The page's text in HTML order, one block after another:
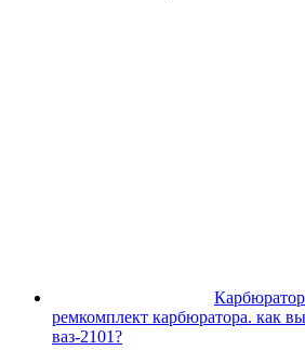
ремкомплект карбюратора. как
ваз-2101?